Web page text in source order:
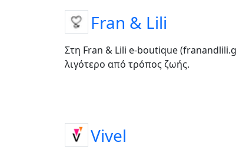
Fran & Lili
Στη Fran & Lili e-boutique
λιγότερο από τρόπος ζωής.
Vivel